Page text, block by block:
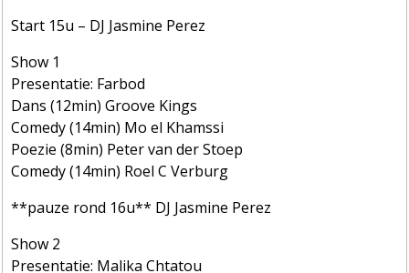
Start 15u – DJ Jasmine Perez
Show 1
Presentatie: Farbod
Dans (12min) Groove Kings
Comedy (14min) Mo el Khamssi
Poezie (8min) Peter van der Stoep
Comedy (14min) Roel C Verburg
**pauze rond 16u** DJ Jasmine Perez
Show 2
Presentatie: Malika Chtatou